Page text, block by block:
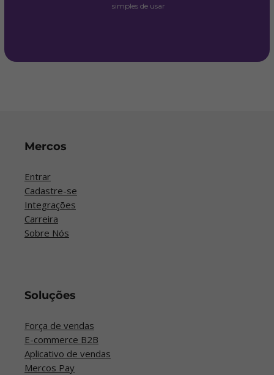
simples de usar
Mercos
Entrar
Cadastre-se
Integrações
Carreira
Sobre Nós
Soluções
Força de vendas
E-commerce B2B
Aplicativo de vendas
Mercos Pay